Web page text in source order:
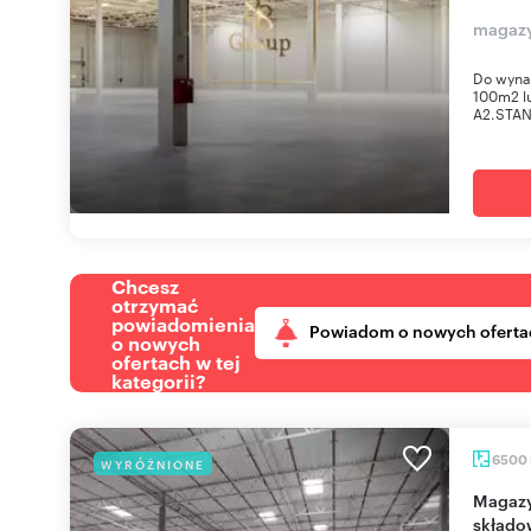
Do
100m2
Chcesz
otrzymać
powiadomienia
o nowych
ofertach w tej
kategorii?
Powiadom o nowych
WYRÓŻNIONE 6500
Magazyn 6500 m² z dokami, wysokie